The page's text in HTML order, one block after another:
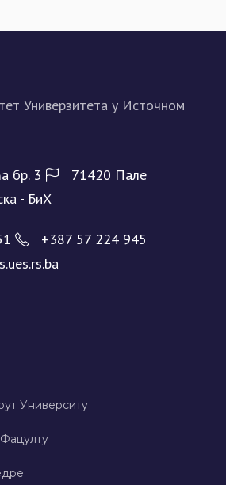
бр. 3
71420 Палe
- БиХ
+387 57 224 945
Университy